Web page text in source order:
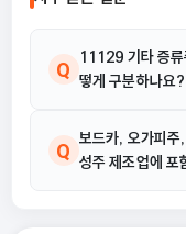
으로 정리합니다.
Q
11129 기타 증류
떻게 구분하나요?
A 11129 기타 증류
발효주를 증류하여
Q
보드카, 오가피
성주 제조업에 포